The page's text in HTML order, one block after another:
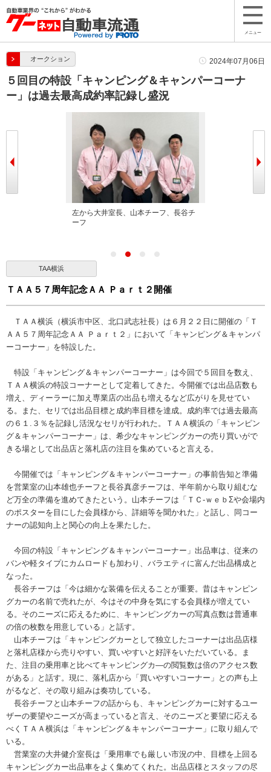
メニュー
オークション 2024年07月06日
５回目の特設「キャンピング＆キャンパーコーナ
ー」は過去最高成約率記録し盛況
左から大井室長、山本チーフ、長谷チ
ーフ
TAA横浜
ＴＡＡ５７周年記念ＡＡ Ｐａｒｔ２開催
ＴＡＡ横浜（横浜市中区、北口武志社長）は６月２２日に開催の「Ｔ
ＡＡ５７周年記念ＡＡ Ｐａｒｔ２」において「キャンピング＆キャンパ
ーコーナー」を特設した。
特設「キャンピング＆キャンパーコーナー」は今回で５回目を数え、
ＴＡＡ横浜の特設コーナーとして定着してきた。今開催では出品店数も
増え、ディーラーに加え専業店の出品も増えるなど広がりを見せてい
る。また、セリでは出品目標と成約率目標を達成。成約率では過去最高
の６１.３％を記録し活況なセリが行われた。ＴＡＡ横浜の「キャンピン
グ＆キャンパーコーナー」は、希少なキャンピングカーの売り買いがで
きる場として出品店と落札店の注目を集めていると言える。
今開催では「キャンピング＆キャンパーコーナー」の事前告知と準備
を営業室の山本雄也チーフと長谷真彦チーフは、半年前から取り組むな
ど万全の準備を進めてきたという。山本チーフは「ＴＣ-ｗｅｂΣや会場内
のポスターを目にした会員様から、詳細等を聞かれた」と話し、同コー
ナーの認知向上と関心の向上を果たした。
今回の特設「キャンピング＆キャンパーコーナー」出品車は、従来の
バンや軽タイプにカムロードも加わり、バラエティに富んだ出品構成と
なった。
長谷チーフは「今は細かな装備を伝えることが重要。昔はキャンピン
グカーの名前で売れたが、今はその中身を気にする会員様が増えてい
る。そのニーズに応えるために、キャンピングカーの写真点数は普通車
の倍の枚数を用意している」と話す。
山本チーフは「キャンピングカーとして独立したコーナーは出品店様
と落札店様から売りやすい、買いやすいと好評をいただいている。ま
た、注目の乗用車と比べてキャンピングカ―の閲覧数は倍のアクセス数
がある」と話す。現に、落札店から「買いやすいコーナー」との声も上
がるなど、その取り組みは奏功している。
長谷チーフと山本チーフの話からも、キャンピングカーに対するユー
ザーの要望やニーズが高まっていると言え、そのニーズと要望に応える
べくＴＡＡ横浜は「キャンピング＆キャンパーコーナー」に取り組んで
いる。
営業室の大井健介室長は「乗用車でも厳しい市況の中、目標を上回る
キャンピングカー出品車をよく集めてくれた。出品店様とスタッフの尽